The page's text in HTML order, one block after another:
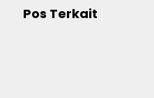
Pos Terkait